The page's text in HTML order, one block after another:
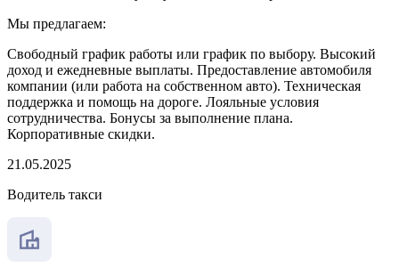
Мы предлагаем:
Свободный график работы или график по выбору. Высокий
доход и ежедневные выплаты. Предоставление автомобиля
компании (или работа на собственном авто). Техническая
поддержка и помощь на дороге. Лояльные условия
сотрудничества. Бонусы за выполнение плана.
Корпоративные скидки.
21.05.2025
Водитель такси